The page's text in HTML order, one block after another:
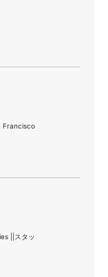
Francisco
||スタッ